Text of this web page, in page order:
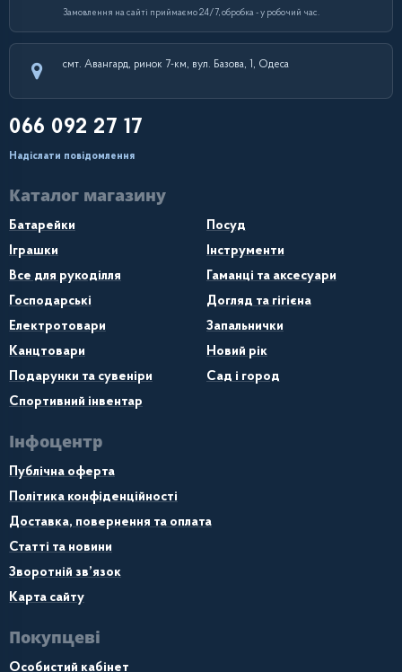
Замовлення на сайті приймаємо 24/7, обробка - у робочий час.
смт. Авангард, ринок 7-км, вул. Базова, 1, Одеса
066 092 27 17
Надіслати повідомлення
Каталог магазину
Батарейки
Посуд
Іграшки
Інструменти
Все для рукоділля
Гаманці та аксесуари
Господарські
Догляд та гігієна
Електротовари
Запальнички
Канцтовари
Новий рік
Подарунки та сувеніри
Сад і город
Спортивний інвентар
Інфоцентр
Публічна оферта
Політика конфіденційності
Доставка, повернення та оплата
Статті та новини
Зворотній зв’язок
Карта сайту
Покупцеві
Особистий кабінет